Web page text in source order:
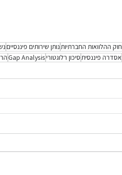
חוק ההלוואות החברתיותנותן שירותים פיננסיים
אסדרה פיננסיתסיכון רלוגטוריGap Analysis